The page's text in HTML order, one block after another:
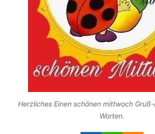
Herzliches Einen schönen mittwoch
Worten.